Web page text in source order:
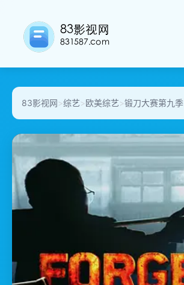
83影视网>综艺>欧美综艺>锻刀大赛第九季